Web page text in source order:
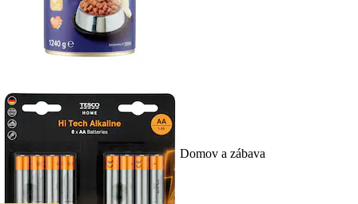
Domov a zábava